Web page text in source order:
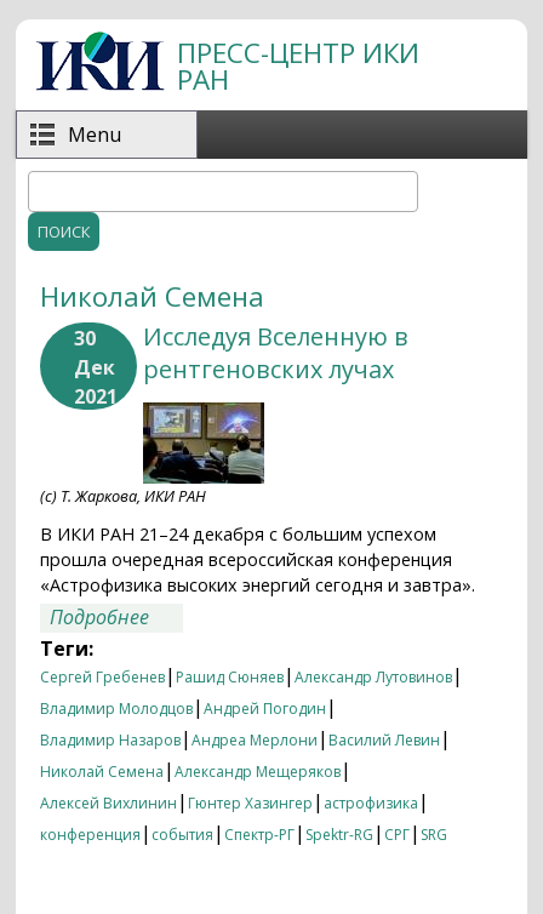
Перейти к основному содержанию
ПРЕСС-ЦЕНТР ИКИ
РАН
Menu
Форма поиска
Николай Семена
30
Дек
2021
Исследуя Вселенную в
рентгеновских лучах
(с) Т. Жаркова, ИКИ РАН
В ИКИ РАН 21–24 декабря с большим успехом
прошла очередная всероссийская конференция
«Астрофизика высоких энергий сегодня и завтра».
Подробнее
Теги:
Сергей Гребенев| Рашид Сюняев|Александр Лутовинов|
Владимир Молодцов|Андрей Погодин |
Владимир Назаров|Андреа Мерлони | Василий Левин |
Николай Семена |Александр Мещеряков|
Алексей Вихлинин | Гюнтер Хазингер | астрофизика |
конференция | события | Спектр-РГ| Spektr-RG | СРГ| SRG